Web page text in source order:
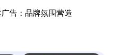
告：品牌氛围营造